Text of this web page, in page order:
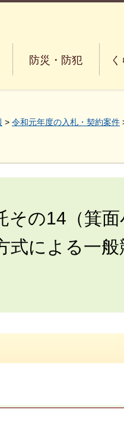
大阪府箕面市 Minoh City
防災・防犯
> 令和元年度の入札・契約案件
の14（箕面
式による一